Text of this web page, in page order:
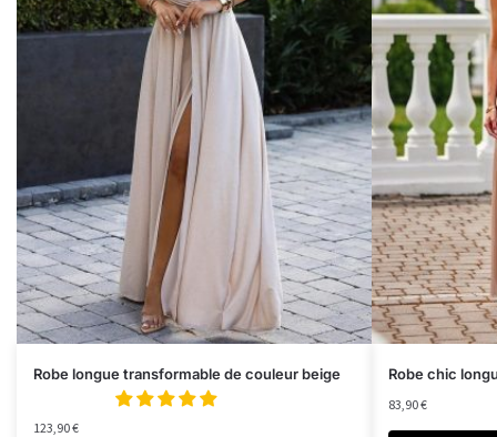
Robe longue transformable de couleur beige
123,90€
Robe chic
83,90€